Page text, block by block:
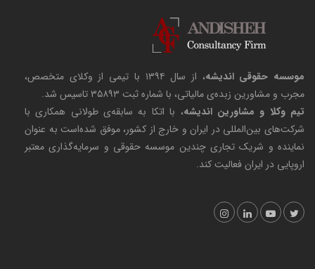
موسسه حقوقی اندیشه
، از سال ۱۳۹۴ با تیمی از وکلای متخصص،
مجرب و مشاورین زبده‌ی مالیاتی، با شماره ثبت ۳۵۸۹۳ تاسیس شد.
تیم وکلا و مشاورین اندیشه، با اتکا به سابقه‌ی طولانی همکاری با
شرکت‌های بین‌المللی در ایران و خارج از کشور، موفق شده‌است به عنوان
نماینده و شریک تجاری چندین موسسه حقوقی و سرمایه‌گذاری معتبر
اروپایی در ایران فعالیت کند.